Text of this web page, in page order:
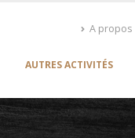
A propos
AUTRES ACTIVITÉS